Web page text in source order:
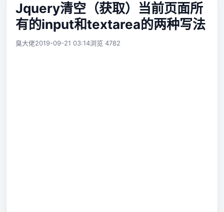
Jquery清空（获取）当前页面所
有的input和textarea的两种写法
臭大佬2019-09-21 03:14浏览 4782